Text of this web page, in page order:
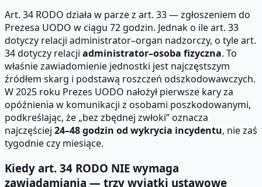
Art. 34 RODO działa w parze z art. 33 — zgłoszeniem do
Prezesa UODO w ciągu 72 godzin. Jednak o ile art. 33
dotyczy relacji administrator–organ nadzorczy, o tyle art.
34 dotyczy relacji administrator–osoba fizyczna. To
właśnie zawiadomienie jednostki jest najczęstszym
źródłem skarg i podstawą roszczeń odszkodowawczych.
W 2025 roku Prezes UODO nałożył pierwsze kary za
opóźnienia w komunikacji z osobami poszkodowanymi,
podkreślając, że „bez zbędnej zwłoki” oznacza
najczęściej 24–48 godzin od wykrycia incydentu, nie zaś
tygodnie czy miesiące.
Kiedy art. 34 RODO NIE wymaga
zawiadamiania — trzy wyjątki ustawowe